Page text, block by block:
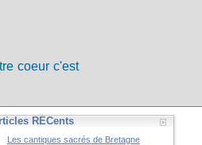
coeur c'est
RÉCents
Les cantiques sacrés de Bretagne